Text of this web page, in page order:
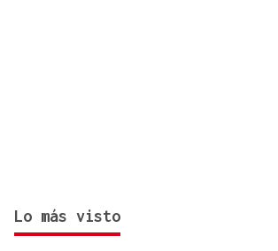
Lo más visto